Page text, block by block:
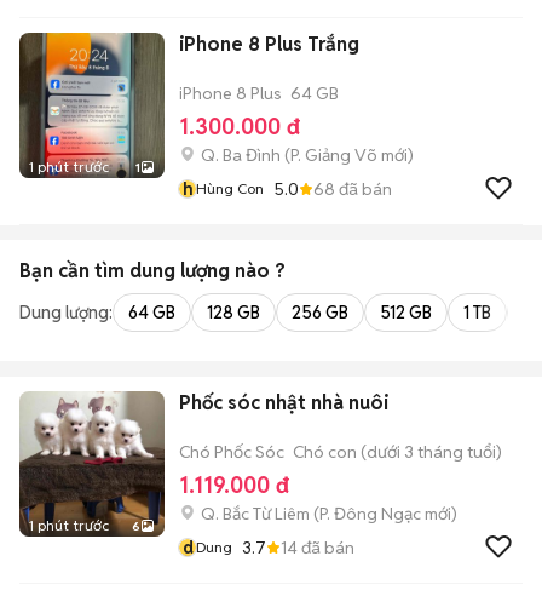
1 phút trước 1
iPhone 8 Plus Trắng
iPhone 8 Plus 64 GB
1.300.000 đ
Q. Ba Đình (P. Giảng Võ mới)
hHùng Con 5.0 68 đã bán
Bạn cần tìm dung lượng nào ?
Dung lượng: 64 GB 128 GB 256 GB 512 GB 1 TB
1 phút trước 6
Phốc sóc nhật nhà nuôi
Chó Phốc Sóc Chó con (dưới 3 tháng tuổi)
1.119.000 đ
Q. Bắc Từ Liêm (P. Đông Ngạc mới)
dDung 3.7 14đã bán